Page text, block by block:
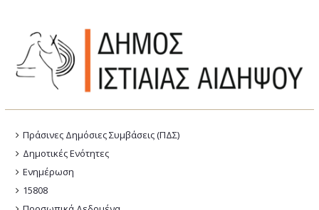
Πράσινες Δημόσιες Συμβάσεις (ΠΔΣ)
Δημοτικές Ενότητες
Ενημέρωση
15808